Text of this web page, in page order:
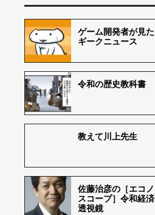
ゲーム開発者が見た
ギークニュース
令和の歴史教科書
教えて川上先生
佐藤治彦の［エコノ
スコープ］令和経済
透視鏡